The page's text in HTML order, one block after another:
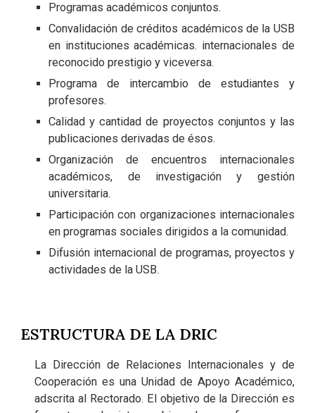
Programas académicos conjuntos.
Convalidación de créditos académicos de la USB
en instituciones académicas. internacionales de
reconocido prestigio y viceversa.
Programa de intercambio de estudiantes y
profesores.
Calidad y cantidad de proyectos conjuntos y las
publicaciones derivadas de ésos.
Organización de encuentros internacionales
académicos, de investigación y gestión
universitaria.
Participación con organizaciones internacionales
en programas sociales dirigidos a la comunidad.
Difusión internacional de programas, proyectos y
actividades de la USB.
ESTRUCTURA DE LA DRIC
La Dirección de Relaciones Internacionales y de
Cooperación es una Unidad de Apoyo Académico,
adscrita al Rectorado. El objetivo de la Dirección es